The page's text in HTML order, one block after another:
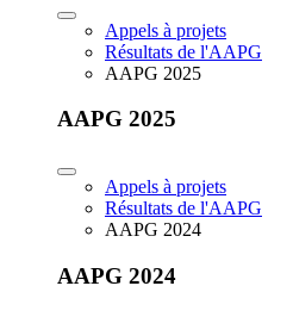
Appels à projets
Résultats de l'AAPG
AAPG 2025
AAPG 2025
Appels à projets
Résultats de l'AAPG
AAPG 2024
AAPG 2024